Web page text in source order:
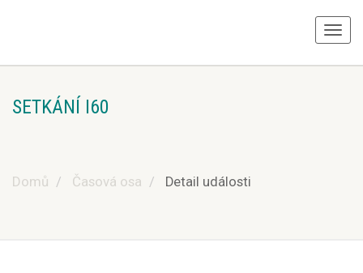
SETKÁNÍ I60
Domů Časová osa Detail události